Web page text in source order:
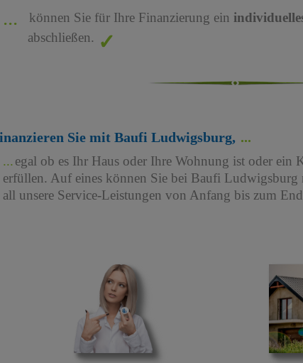
können Sie für Ihre Finanzierung ein
abschließen.
Sie mit Baufi Ludwigsburg,
egal ob es Ihr Haus oder Ihre Wohnung ist oder ein
erfüllen. Auf eines können Sie bei Baufi Ludwigsburg
all unsere Service-Leistungen von Anfang bis zum